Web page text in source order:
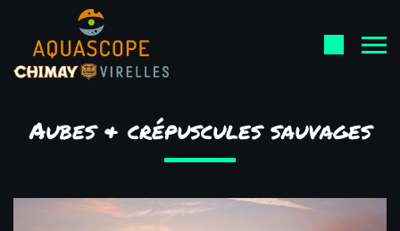
Aubes & crépuscules sauvages